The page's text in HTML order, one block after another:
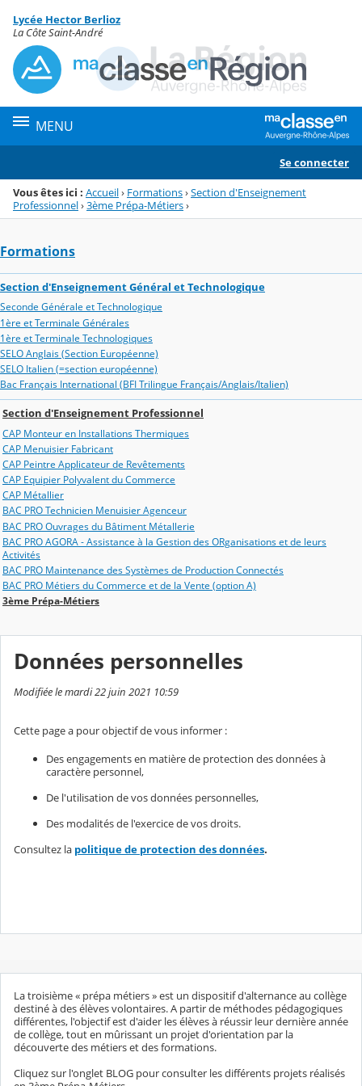
Menu de la rubrique
Contenu
Lycée Hector Berlioz
La Côte Saint-André
MENU
Se connecter
Vous êtes ici : Accueil› Formations›Section d'Enseignement
Professionnel›3ème Prépa-Métiers›
Formations
Section d'Enseignement Général et Technologique
Seconde Générale et Technologique
1ère et Terminale Générales
1ère et Terminale Technologiques
SELO Anglais (Section Européenne)
SELO Italien (=section européenne)
Bac Français International (BFI Trilingue Français/Anglais/Italien)
Section d'Enseignement Professionnel
CAP Monteur en Installations Thermiques
CAP Menuisier Fabricant
CAP Peintre Applicateur de Revêtements
CAP Equipier Polyvalent du Commerce
CAP Métallier
BAC PRO Technicien Menuisier Agenceur
BAC PRO Ouvrages du Bâtiment Métallerie
BAC PRO AGORA - Assistance à la Gestion des ORganisations et de leurs
Activités
BAC PRO Maintenance des Systèmes de Production Connectés
BAC PRO Métiers du Commerce et de la Vente (option A)
3ème Prépa-Métiers
Données personnelles
Modifiée le mardi 22 juin 2021 10:59
Cette page a pour objectif de vous informer :
Des engagements en matière de protection des données à
caractère personnel,
De l'utilisation de vos données personnelles,
Des modalités de l'exercice de vos droits.
Consultez la politique de protection des données.
La troisième « prépa métiers » est un dispositif d'alternance au collège
destiné à des élèves volontaires. A partir de méthodes pédagogiques
différentes, l'objectif est d'aider les élèves à réussir leur dernière année
de collège, tout en mûrissant un projet d'orientation par la
découverte des métiers et des formations.
Cliquez sur l'onglet BLOG pour consulter les différents projets réalisés